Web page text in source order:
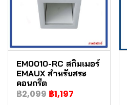
EM0010-RC สกิมเมอร์
EMAUX สำหรับสระ
คอนกรีต
฿2,099 ฿1,197